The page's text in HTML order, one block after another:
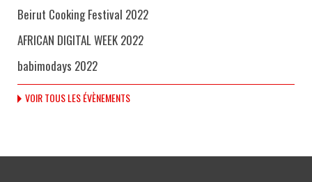
Beirut Cooking Festival 2022
AFRICAN DIGITAL WEEK 2022
babimodays 2022
VOIR TOUS LES ÉVÈNEMENTS